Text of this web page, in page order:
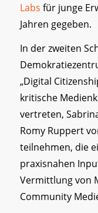
Labs für junge
Jahren gegeben.
In der zweiten
„Digital
kritische
vertreten,
Romy Ruppert
teilnehmen, die
praxisnahen
Vermittlung von
Community